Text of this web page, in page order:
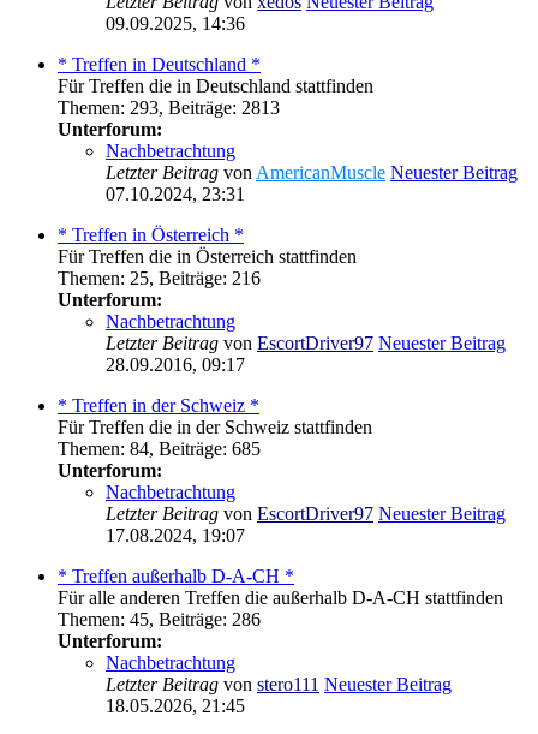
09.09.2025, 14:36
* Treffen in Deutschland *
Für Treffen die in Deutschland stattfinden
Themen: 293, Beiträge: 2813
Unterforum:
Nachbetrachtung
Letzter Beitrag von AmericanMuscle Neuester Beitrag
07.10.2024, 23:31
* Treffen in Österreich *
Für Treffen die in Österreich stattfinden
Themen: 25, Beiträge: 216
Unterforum:
Nachbetrachtung
Letzter Beitrag von EscortDriver97 Neuester Beitrag
28.09.2016, 09:17
* Treffen in der Schweiz *
Für Treffen die in der Schweiz stattfinden
Themen: 84, Beiträge: 685
Unterforum:
Nachbetrachtung
Letzter Beitrag von EscortDriver97 Neuester Beitrag
17.08.2024, 19:07
* Treffen außerhalb D-A-CH *
Für alle anderen Treffen die außerhalb D-A-CH stattfinden
Themen: 45, Beiträge: 286
Unterforum:
Nachbetrachtung
Letzter Beitrag von stero111 Neuester Beitrag
18.05.2026, 21:45